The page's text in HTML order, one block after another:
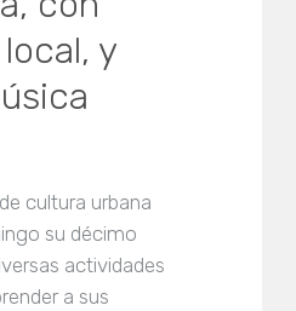
y
cultura urbana
su décimo
actividades
a sus